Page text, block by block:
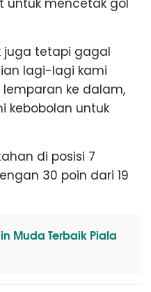
untuk mencetak gol
juga tetapi gagal
lagi-lagi kami
ke dalam,
kebobolan untuk
di posisi 7
30 poin dari 19
Muda Terbaik Piala